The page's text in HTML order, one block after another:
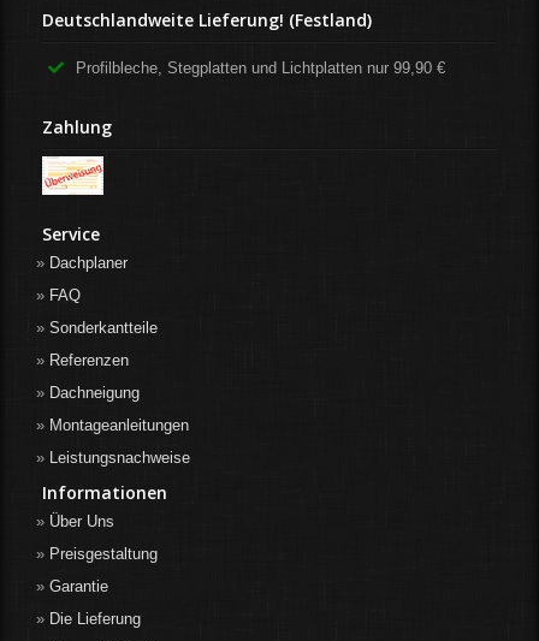
Deutschlandweite Lieferung! (Festland)
Profilbleche, Stegplatten und Lichtplatten nur 99,90 €
Zahlung
Service
Dachplaner
FAQ
Sonderkantteile
Referenzen
Dachneigung
Montageanleitungen
Leistungsnachweise
Informationen
Über Uns
Preisgestaltung
Garantie
Die Lieferung